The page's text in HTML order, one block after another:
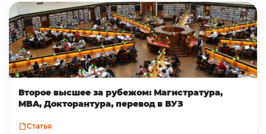
Второе высшее за рубежом: Магистратура,
MBA, Докторантура, перевод в ВУЗ
Статья